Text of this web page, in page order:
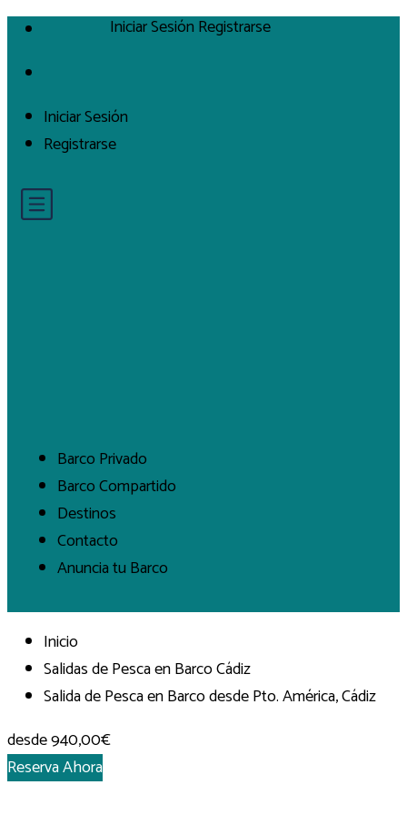
Iniciar Sesión
Registrarse
Barco Privado
Barco Compartido
Destinos
Contacto
Anuncia tu Barco
Iniciar Sesión Registrarse
Inicio
Salidas de Pesca en Barco Cádiz
Salida de Pesca en Barco desde Pto. América, Cádiz
desde940,00€
Reserva Ahora